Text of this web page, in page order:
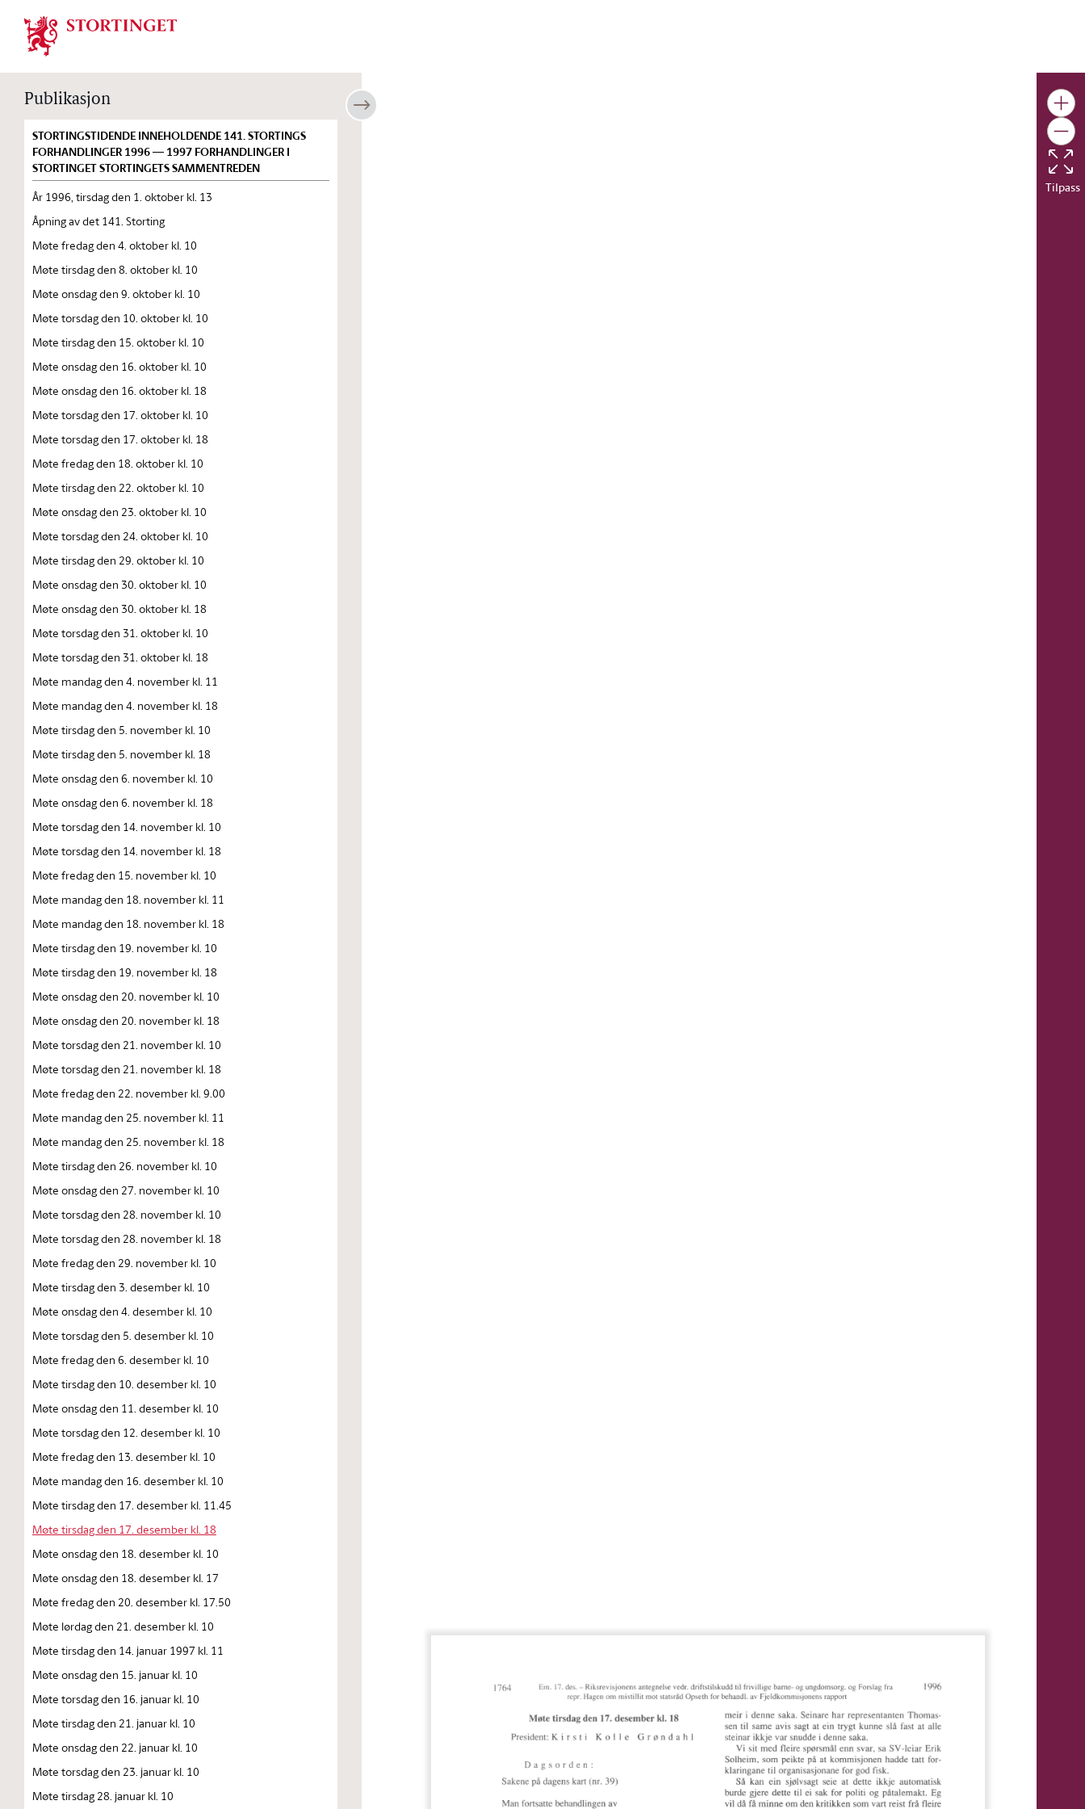
Stortinget.no
Publikasjon
STORTINGSTIDENDE INNEHOLDENDE 141. STORTINGS
FORHANDLINGER 1996 — 1997 FORHANDLINGER I
STORTINGET STORTINGETS SAMMENTREDEN
År 1996, tirsdag den 1. oktober kl. 13
Åpning av det 141. Storting
Møte fredag den 4. oktober kl. 10
Møte tirsdag den 8. oktober kl. 10
Møte onsdag den 9. oktober kl. 10
Møte torsdag den 10. oktober kl. 10
Møte tirsdag den 15. oktober kl. 10
Møte onsdag den 16. oktober kl. 10
Møte onsdag den 16. oktober kl. 18
Møte torsdag den 17. oktober kl. 10
Møte torsdag den 17. oktober kl. 18
Møte fredag den 18. oktober kl. 10
Møte tirsdag den 22. oktober kl. 10
Møte onsdag den 23. oktober kl. 10
Møte torsdag den 24. oktober kl. 10
Møte tirsdag den 29. oktober kl. 10
Møte onsdag den 30. oktober kl. 10
Møte onsdag den 30. oktober kl. 18
Møte torsdag den 31. oktober kl. 10
Møte torsdag den 31. oktober kl. 18
Møte mandag den 4. november kl. 11
Møte mandag den 4. november kl. 18
Møte tirsdag den 5. november kl. 10
Møte tirsdag den 5. november kl. 18
Møte onsdag den 6. november kl. 10
Møte onsdag den 6. november kl. 18
Møte torsdag den 14. november kl. 10
Møte torsdag den 14. november kl. 18
Møte fredag den 15. november kl. 10
Møte mandag den 18. november kl. 11
Møte mandag den 18. november kl. 18
Møte tirsdag den 19. november kl. 10
Møte tirsdag den 19. november kl. 18
Møte onsdag den 20. november kl. 10
Møte onsdag den 20. november kl. 18
Møte torsdag den 21. november kl. 10
Møte torsdag den 21. november kl. 18
Møte fredag den 22. november kl. 9.00
Møte mandag den 25. november kl. 11
Møte mandag den 25. november kl. 18
Møte tirsdag den 26. november kl. 10
Møte onsdag den 27. november kl. 10
Møte torsdag den 28. november kl. 10
Møte torsdag den 28. november kl. 18
Møte fredag den 29. november kl. 10
Møte tirsdag den 3. desember kl. 10
Møte onsdag den 4. desember kl. 10
Møte torsdag den 5. desember kl. 10
Møte fredag den 6. desember kl. 10
Møte tirsdag den 10. desember kl. 10
Møte onsdag den 11. desember kl. 10
Møte torsdag den 12. desember kl. 10
Møte fredag den 13. desember kl. 10
Møte mandag den 16. desember kl. 10
Møte tirsdag den 17. desember kl. 11.45
Møte tirsdag den 17. desember kl. 18
Møte onsdag den 18. desember kl. 10
Møte onsdag den 18. desember kl. 17
Møte fredag den 20. desember kl. 17.50
Møte lørdag den 21. desember kl. 10
Møte tirsdag den 14. januar 1997 kl. 11
Møte onsdag den 15. januar kl. 10
Møte torsdag den 16. januar kl. 10
Møte tirsdag den 21. januar kl. 10
Møte onsdag den 22. januar kl. 10
Møte torsdag den 23. januar kl. 10
Møte tirsdag 28. januar kl. 10